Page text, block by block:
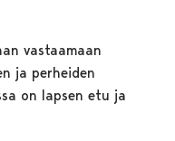
vastaamaan
ja perheiden
on lapsen etu ja